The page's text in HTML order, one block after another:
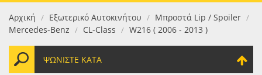
Αρχική / Εξωτερικό Αυτοκινήτου / Μπροστά Lip / Spoiler /
Mercedes-Benz / CL-Class / W216 ( 2006 - 2013 )
ΨΩΝΊΣΤΕ ΚΑΤΆ